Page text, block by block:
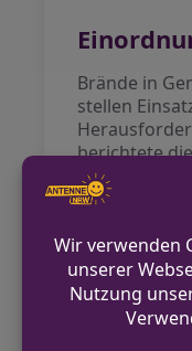
Brände in
stellen
berichtete
über den
die
Ausblick
Die
dauern an.